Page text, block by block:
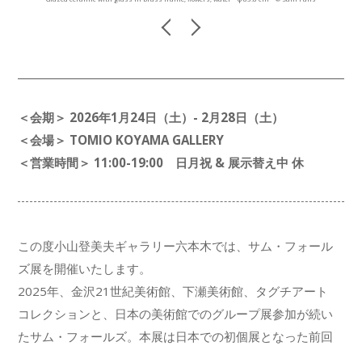
＜会期＞ 2026年1月24日（土）- 2月28日（土）
＜会場＞ TOMIO KOYAMA GALLERY
＜営業時間＞ 11:00-19:00 日月祝 & 展示替え中 休
この度小山登美夫ギャラリー六本木では、サム・フォール
ズ展を開催いたします。
2025年、金沢21世紀美術館、下瀬美術館、タグチアート
コレクションと、日本の美術館でのグループ展参加が続い
たサム・フォールズ。本展は日本での初個展となった前回